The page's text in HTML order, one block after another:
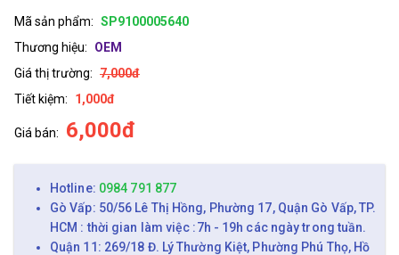
Mã sản phẩm: SP9100005640
Thương hiệu:
OEM
Giá thị trường: 7,000đ
Tiết kiệm:
1,000đ
Giá bán: 6,000đ
Hotline: 0984 791 877
Gò Vấp: 50/56 Lê Thị Hồng, Phường 17, Quận Gò Vấp, TP.
HCM : thời gian làm việc :7h - 19h các ngày trong tuần.
Quận 11: 269/18 Đ. Lý Thường Kiệt, Phường Phú Thọ, Hồ